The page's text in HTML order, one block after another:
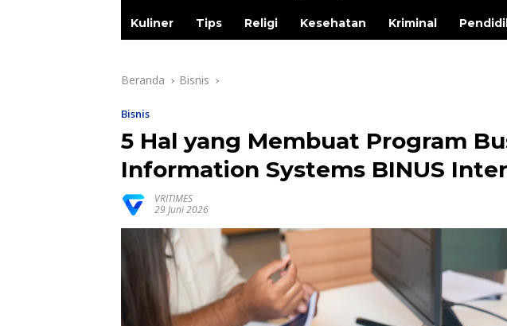
Kuliner Tips Religi Kesehatan Kriminal
Beranda Bisnis
Bisnis
5 Hal yang Membuat Program
Information Systems BINUS
VRITIMES
29 Juni 2026